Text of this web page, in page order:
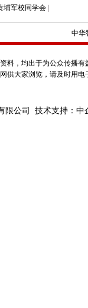
埔军校同学会
中华
，均出于为公众传播
供大家浏览，请及时用
限公司 技术支持：